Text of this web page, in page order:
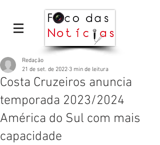
Costa Cruzeiros anuncia
temporada 2023/2024
América do Sul com mais
capacidade
Redação
21 de set. de 2022 3 min de leitura